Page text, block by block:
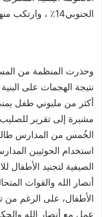
الجنوبي14٪ ، وارتكب منها 2٪ مسؤولون مجهولون .
وحذرت المنظمة من
نتيجة الهجمات على
أكثر من مليوني طفل
مشيرة إلى تقرير للصليب
الخُمس من المدارس طالها
استخدام الحوثيين
الصيفية لتجنيد الأطفال
أنصار الله والقوات
الأطفال، على الرغم من
عمل مع أنصار الله